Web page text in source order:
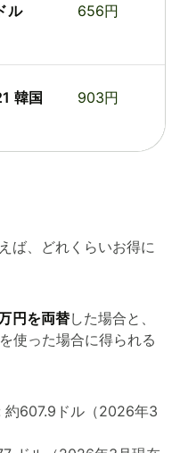
ル 656円
韓国
903円
ば、どれくらいお得に
円を両替した場合と、
使った場合に得られる
約607.9ドル（2026年3